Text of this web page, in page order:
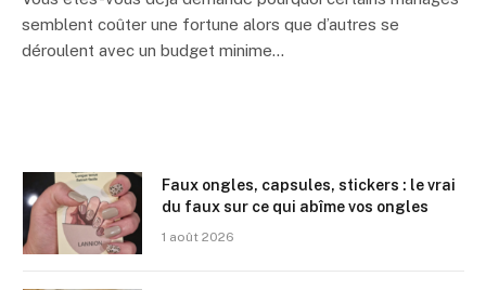
semblent coûter une fortune alors que d’autres se
déroulent avec un budget minime…
Faux ongles, capsules, stickers : le vrai
du faux sur ce qui abîme vos ongles
1 août 2026